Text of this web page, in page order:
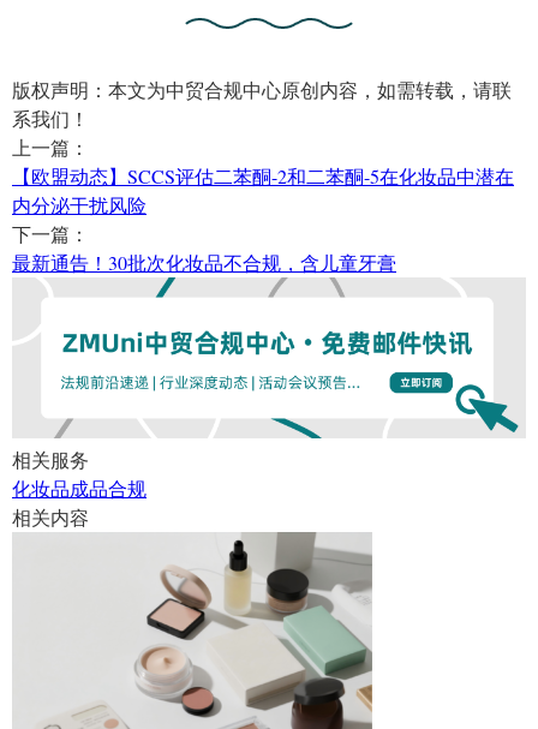
版权声明：本文为中贸合规中心原创内容，如需转载，请联
系我们！
上一篇：
【欧盟动态】SCCS评估二苯酮-2和二苯酮-5在化妆品中潜在
内分泌干扰风险
下一篇：
最新通告！30批次化妆品不合规，含儿童牙膏
相关服务
化妆品成品合规
相关内容